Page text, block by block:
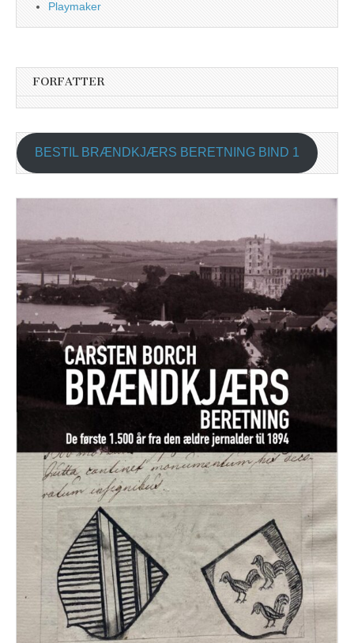
Playmaker
FORFATTER
BESTIL BRÆNDKJÆRS BERETNING BIND 1